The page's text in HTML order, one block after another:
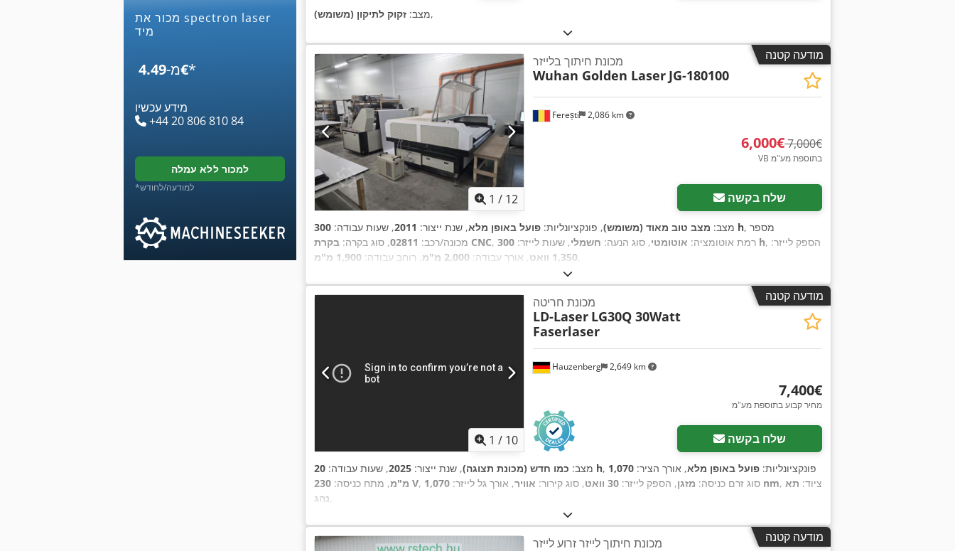
מכור את spectron laser
מיד
מ-‏4.49 ‏€*
מידע עכשיו
+44 20 806 810 84
למכור ללא עמלה
*למודעה/לחודש
מצב: זקוק לתיקון (משומש) ,
מודעה קטנה
1 / 12
Ferești 2,086 km
מכונת חיתוך בלייזר
Wuhan Golden Laser JG-180100
‏6,000 ‏€ ‏7,000 ‏€
VB בתוספת מע"מ
שלח בקשה
מצב: מצב טוב מאוד (משומש), פונקציונליות: פועל באופן מלא, שנת ייצור: 2011, שעות עבודה: 300 h, מספר
מכונה/רכב: 02811, סוג בקרה: בקרת CNC , רמת אוטומציה: אוטומטי, סוג הנעה: חשמלי, שעות לייזר: 300 h , הספק לייזר:
1,350 וואט
, אורך עבודה: 2,000 מ"מ , רוחב עבודה: 1,900 מ"מ ,
מודעה קטנה
1 / 10
Hauzenberg 2,649 km
מכונת חריטה
LD-Laser LG30Q 30Watt
Faserlaser
‏7,400 ‏€
מחיר קבוע בתוספת מע"מ
שלח בקשה
מצב: כמו חדש (מכונת תצוגה), שנת ייצור: 2025, שעות עבודה: 20 h , פונקציונליות: פועל באופן מלא, אורך הציר: 1,070
מ"מ, מתח כניסה: 230 V , סוג זרם כניסה: מזגן, הספק לייזר: 30 וואט , סוג קירור: אוויר, אורך גל לייזר: 1,070 nm , ציוד: תא
נהג,
מודעה קטנה מכונת חיתוך לייזר זרוע לייזר